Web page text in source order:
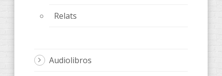
Relats
Audiolibros